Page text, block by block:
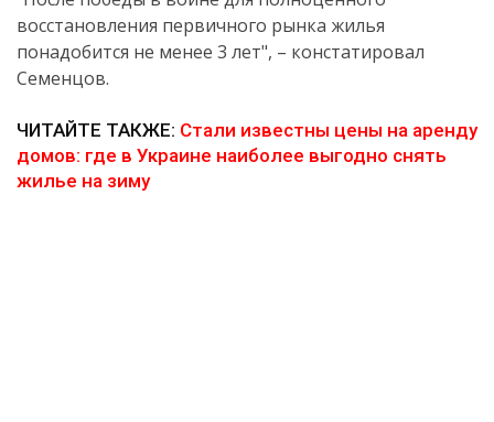
восстановления первичного рынка жилья
понадобится не менее 3 лет", – констатировал
Семенцов.
ЧИТАЙТЕ ТАКЖЕ: Стали известны цены на аренду
домов: где в Украине наиболее выгодно снять
жилье на зиму